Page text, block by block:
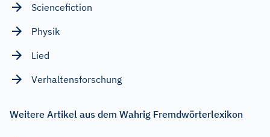
Sciencefiction
Physik
Lied
Verhaltensforschung
Weitere Artikel aus dem Wahrig Fremdwörterlexikon